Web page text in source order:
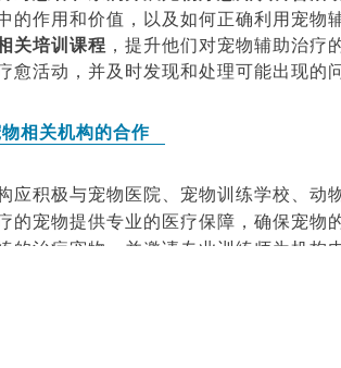
的作用和价值，以及如何正确利用宠物
关培训课程 ，提升他们对宠物辅助治
愈活动，并及时发现和处理可能出现的
相关机构的合作
应积极与宠物医院、宠物训练学校、动
的宠物提供专业的医疗保障，确保宠物
的治疗宠物，并邀请专业训练师为机构